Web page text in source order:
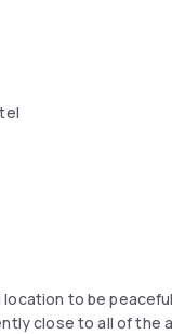
to be
close to all of